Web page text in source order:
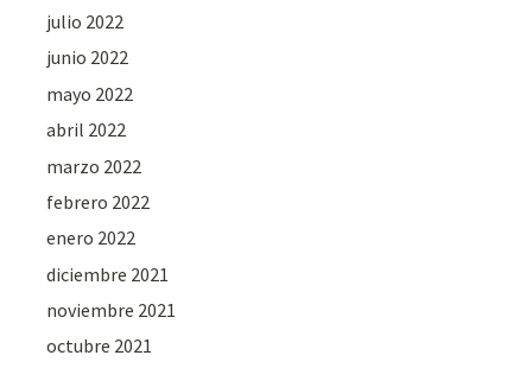
julio 2022
junio 2022
mayo 2022
abril 2022
marzo 2022
febrero 2022
enero 2022
diciembre 2021
noviembre 2021
octubre 2021